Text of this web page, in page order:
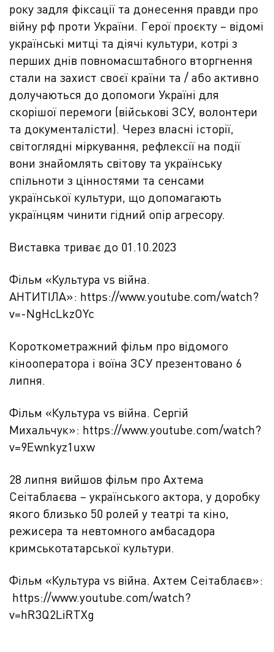
року задля фіксації та донесення правди про
війну рф проти України. Герої проєкту – відомі
українські митці та діячі культури, котрі з
перших днів повномасштабного вторгнення
стали на захист своєї країни та / або активно
долучаються до допомоги Україні для
скорішої перемоги (військові ЗСУ, волонтери
та документалісти). Через власні історії,
світоглядні міркування, рефлексії на події
вони знайомлять світову та українську
спільноти з цінностями та сенсами
української культури, що допомагають
українцям чинити гідний опір агресору.
Виставка триває до 01.10.2023
Фільм «Культура vs війна.
АНТИТІЛА»: https://www.youtube.com/watch?
v=-NgHcLkzOYc
Короткометражний фільм про відомого
кінооператора і воїна ЗСУ презентовано 6
липня.
Фільм «Культура vs війна. Сергій
Михальчук»: https://www.youtube.com/watch?
v=9Ewnkyz1uxw
28 липня вийшов фільм про Ахтема
Сеітаблаєва – українського актора, у доробку
якого близько 50 ролей у театрі та кіно,
режисера та невтомного амбасадора
кримськотатарської культури.
Фільм «Культура vs війна. Ахтем Сеітаблаєв»:
https://www.youtube.com/watch?
v=hR3Q2LiRTXg